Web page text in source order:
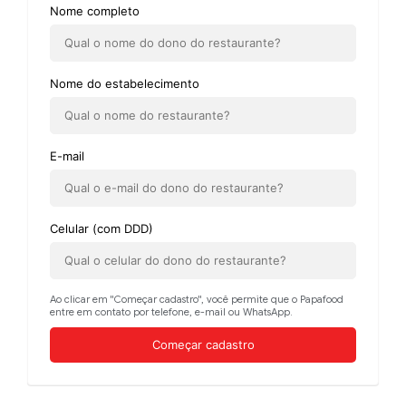
Nome completo
Nome do estabelecimento
E-mail
Celular (com DDD)
Ao clicar em "Começar cadastro", você permite que o Papafood
entre em contato por telefone, e-mail ou WhatsApp.